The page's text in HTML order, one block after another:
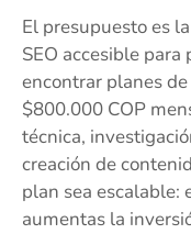
El presupuesto es
SEO accesible
encontrar planes
$800.000 COP
técnica,
creación de
plan sea escalable:
aumentas la